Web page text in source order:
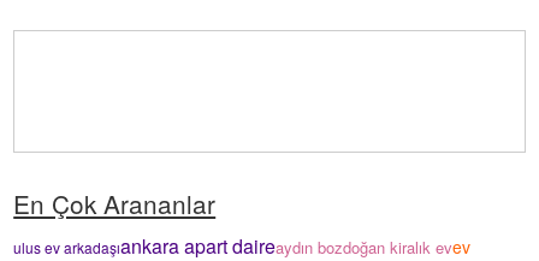
En Çok Arananlar
ulus ev arkadaşıankara apart daireaydın bozdoğan kiralık evev